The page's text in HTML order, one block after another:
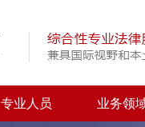
专业人员 业务领